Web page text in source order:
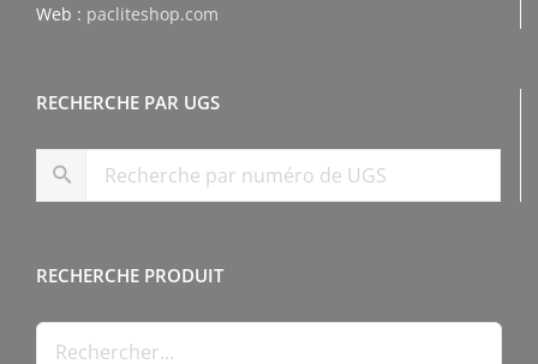
Web : pacliteshop.com
RECHERCHE PAR UGS
RECHERCHE PRODUIT